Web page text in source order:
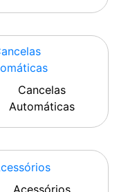
Cancelas
Automáticas
Acessórios